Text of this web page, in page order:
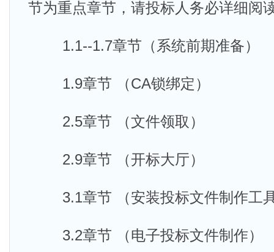
节为重点章节，请投标人务必详细阅
1.1--1.7章节（系统前期准备）
1.9章节 （CA锁绑定）
2.5章节 （文件领取）
2.9章节 （开标大厅）
3.1章节 （安装投标文件制作工
3.2章节 （电子投标文件制作）